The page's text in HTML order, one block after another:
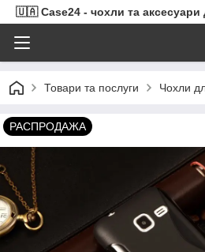
🇺🇦 Case24 - чохли та аксесуари
Товари та послуги Чохли
РАСПРОДАЖА